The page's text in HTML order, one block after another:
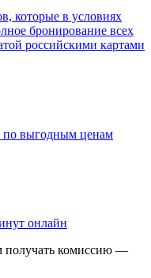
которые в условиях
бронирование всех
российскими картами
по выгодным ценам
онлайн
получать комиссию —